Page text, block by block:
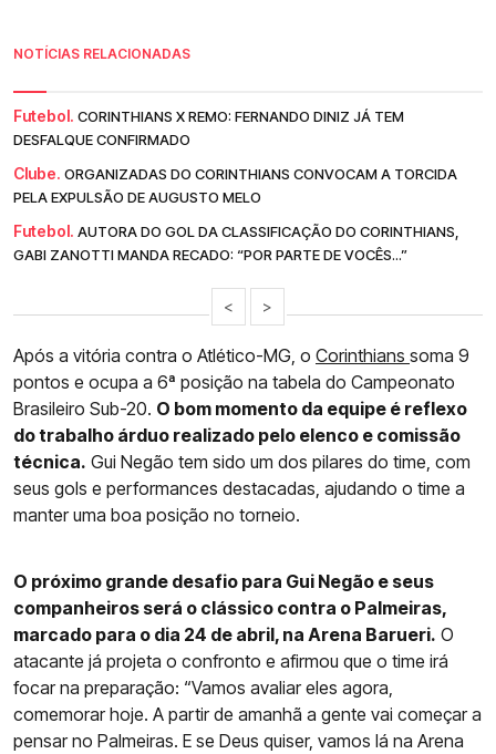
NOTÍCIAS RELACIONADAS
Futebol. CORINTHIANS X REMO: FERNANDO DINIZ JÁ TEM
DESFALQUE CONFIRMADO
Clube. ORGANIZADAS DO CORINTHIANS CONVOCAM A TORCIDA
PELA EXPULSÃO DE AUGUSTO MELO
Futebol. AUTORA DO GOL DA CLASSIFICAÇÃO DO CORINTHIANS,
GABI ZANOTTI MANDA RECADO: “POR PARTE DE VOCÊS...”
< >
Após a vitória contra o Atlético-MG, o Corinthians soma 9
pontos e ocupa a 6ª posição na tabela do Campeonato
Brasileiro Sub-20. O bom momento da equipe é reflexo
do trabalho árduo realizado pelo elenco e comissão
técnica. Gui Negão tem sido um dos pilares do time, com
seus gols e performances destacadas, ajudando o time a
manter uma boa posição no torneio.
O próximo grande desafio para Gui Negão e seus
companheiros será o clássico contra o Palmeiras,
marcado para o dia 24 de abril, na Arena Barueri. O
atacante já projeta o confronto e afirmou que o time irá
focar na preparação: “Vamos avaliar eles agora,
comemorar hoje. A partir de amanhã a gente vai começar a
pensar no Palmeiras. E se Deus quiser, vamos lá na Arena